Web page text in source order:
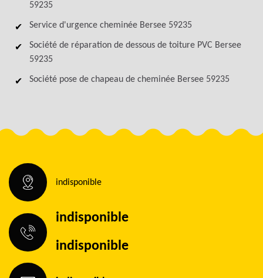
59235
Service d'urgence cheminée Bersee 59235
Société de réparation de dessous de toiture PVC Bersee
59235
Société pose de chapeau de cheminée Bersee 59235
indisponible
indisponible
indisponible